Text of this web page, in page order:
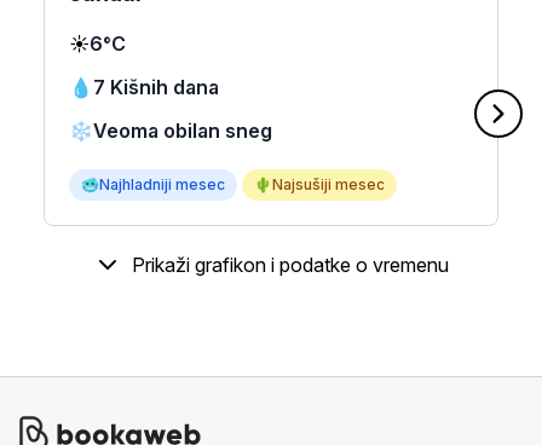
☀️6°C
💧 7 Kišnih dana
❄️Veoma obilan sneg
🥶Najhladniji mesec 🌵Najsušiji mesec
Prikaži grafikon i podatke o vremenu